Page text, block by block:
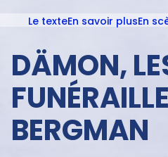
ACCUEIL
NOUVEAUTÉS
AUTEURS
À L'AFFICHE
CATALOGUE
DISTINCTIONS
texte
Le texteEn savoir plusEn
DÄMON,
BERGMAN